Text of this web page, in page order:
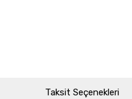
Taksit Seçenekleri